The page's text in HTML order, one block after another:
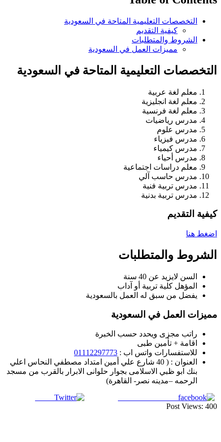
التخصصات التعليمية المتاحة في السعودية
كيفية التقديم
الشروط والمتطلبات
مميزات العمل في السعودية
التخصصات التعليمية المتاحة في السعودية
معلم لغة عربية
معلم لغة انجليزية
معلم لغة فرنسية
مدرس رياضيات
مدرس علوم
مدرس فيزياء
مدرس كيمياء
مدرس أحياء
معلم دراسات اجتماعية
مدرس حاسب آلي
مدرس تربية فنية
مدرس تربية بدنية
كيفية التقديم
اضغط هنا
الشروط والمتطلبات
السن لايزيد عن 40 سنة
المؤهل كلية تربية أو آداب
يفضل من سبق له العمل بالسعودية
مميزات العمل في السعودية
راتب مجزى ويحدد حسب الخبرة
اقامة + تأمين طبى
للاستفسارات واتس اب : 01112297773
العنوان : ( 40 شارع علي أمين امتداد مصطفي النحاس اعلي
بنك ابو ظبي الاسلامى بجوار حلوانى الابرار بالقرب من مسجد
الرحمه –مدينه نصر- القاهرة)
Post Views: 400